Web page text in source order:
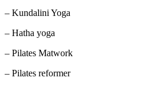
– Kundalini Yoga
– Hatha yoga
– Pilates Matwork
– Pilates reformer